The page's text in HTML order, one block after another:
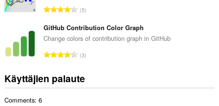
s
:
h
e
e
s
:
i
a
y
h
e
n
A
v
i
i
a
y
5
GitHub Contribution Color Graph
Change colors of contribution graph in GitHub
A
v
i
3
Käyttäjien palaute
Comments: 6